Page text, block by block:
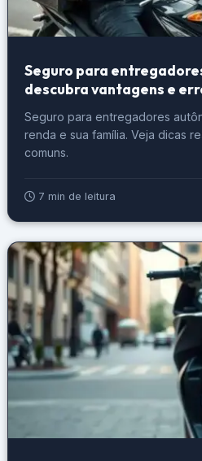
Seguro para
descubra vantagens e
Seguro para entregadores
renda e sua família. Veja dicas
comuns.
7 min de leitura